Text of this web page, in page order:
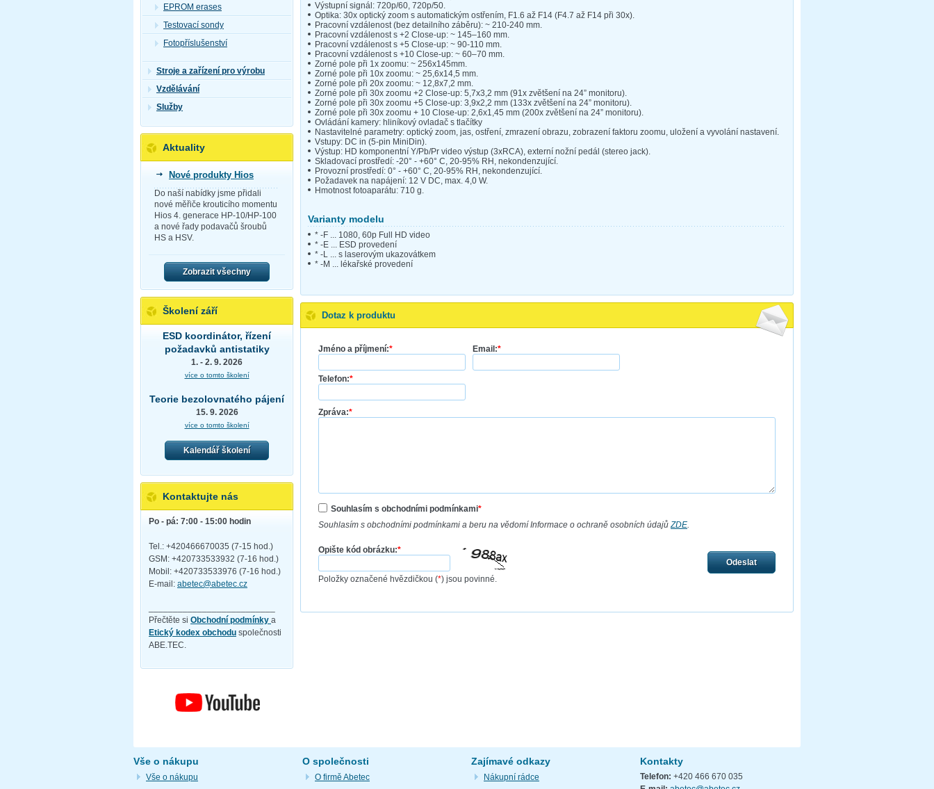
Výstupní signál: 720p/60, 720p/50.
Optika: 30x optický zoom s automatickým ostřením, F1.6 až F14 (F4.7 až F14 při 30x).
Pracovní vzdálenost (bez detailního záběru): ~ 210-240 mm.
Pracovní vzdálenost s +2 Close-up: ~ 145–160 mm.
Pracovní vzdálenost s +5 Close-up: ~ 90-110 mm.
Pracovní vzdálenost s +10 Close-up: ~ 60–70 mm.
Zorné pole při 1x zoomu: ~ 256x145mm.
Zorné pole při 10x zoomu: ~ 25,6x14,5 mm.
Zorné pole při 20x zoomu: ~ 12,8x7,2 mm.
Zorné pole při 30x zoomu +2 Close-up: 5,7x3,2 mm (91x zvětšení na 24” monitoru).
Zorné pole při 30x zoomu +5 Close-up: 3,9x2,2 mm (133x zvětšení na 24” monitoru).
Zorné pole při 30x zoomu + 10 Close-up: 2,6x1,45 mm (200x zvětšení na 24” monitoru).
Ovládání kamery: hliníkový ovladač s tlačítky
Nastavitelné parametry: optický zoom, jas, ostření, zmrazení obrazu, zobrazení faktoru zoomu, uložení a vyvolání nastavení.
Vstupy: DC in (5-pin MiniDin).
Výstup: HD komponentní Y/Pb/Pr video výstup (3xRCA), externí nožní pedál (stereo jack).
Skladovací prostředí: -20° - +60° C, 20-95% RH, nekondenzující.
Provozní prostředí: 0° - +60° C, 20-95% RH, nekondenzující.
Požadavek na napájení: 12 V DC, max. 4,0 W.
Hmotnost fotoaparátu: 710 g.
Varianty modelu
* -F ... 1080, 60p Full HD video
* -E ... ESD provedení
* -L ... s laserovým ukazovátkem
* -M ... lékařské provedení
Dotaz k produktu
Jméno a příjmení:* Email:*
Telefon:*
Zpráva:*
Souhlasím s obchodními podmínkami*
Souhlasím s obchodními podmínkami a beru na vědomí Informace o ochraně osobních údajů ZDE
Opište kód obrázku:*
Položky označené hvězdičkou (*) jsou povinné.
Odeslat
EPROM erases
Testovací sondy
Fotopříslušenství
Stroje a zařízení pro výrobu
Vzdělávání
Služby
Aktuality
Nové produkty Hios
Do naší nabídky jsme přidali
nové měřiče krouticího momentu
Hios 4. generace HP-10/HP-100
a nové řady podavačů šroubů
HS a HSV.
Zobrazit všechny
Školení září
ESD koordinátor, řízení
požadavků antistatiky
1. - 2. 9. 2026
více o tomto školení
Teorie bezolovnatého pájení
15. 9. 2026
více o tomto školení
Kalendář školení
Kontaktujte nás
Po - pá: 7:00 - 15:00 hodin
Tel.: +420466670035 (7-15 hod.)
GSM: +420733533932 (7-16 hod.)
Mobil: +420733533976 (7-16 hod.)
E-mail: abetec@abetec.cz
Přečtěte si Obchodní podmínky a
Etický kodex obchodu společnosti
ABE.TEC.
Vše o nákupu
Vše o nákupu
O společnosti
O firmě Abetec
Zajímavé odkazy
Nákupní rádce
Kontakty
Telefon: +420 466 670 035